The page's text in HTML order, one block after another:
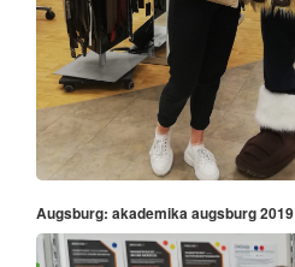
Augsburg: akademika augsburg 2019